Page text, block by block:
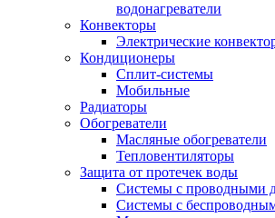
водонагреватели
Конвекторы
Электрические
Кондиционеры
Сплит-системы
Мобильные
Радиаторы
Обогреватели
Масляные обогреватели
Тепловентиляторы
Защита от протечек воды
Системы с проводными
Системы с